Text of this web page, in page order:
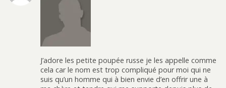
J’adore les petite poupée russe je les appelle comme
cela car le nom est trop compliqué pour moi qui ne
suis qu’un homme qui à bien envie d’en offrir une à